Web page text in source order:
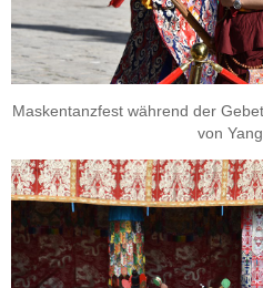
Maskentanzfest während der
von